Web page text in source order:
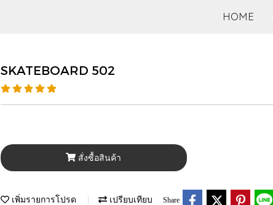
HOME
SKATEBOARD 502
สั่งซื้อสินค้า
เพิ่มรายการโปรด เปรียบเทียบ Share